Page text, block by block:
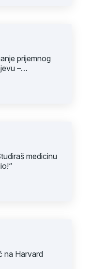
prijemnog
–
medicinu
na Harvard